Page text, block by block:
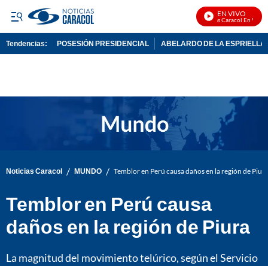
EN VIVO
Noticias Caracol En Vivo
Tendencias: POSESIÓN PRESIDENCIAL ABELARDO DE LA ESPRIELLA
Noticias Caracol / MUNDO / Temblor en Perú causa daños en la región de Piura
Temblor en Perú causa
daños en la región de Piura
La magnitud del movimiento telúrico, según el Servicio